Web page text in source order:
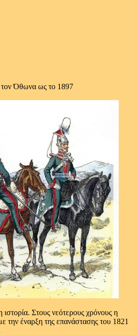
τον Όθωνα ως το 1897
ιστορία. Στους νεότερους χρόνους η
την έναρξη της επανάστασης του 1821